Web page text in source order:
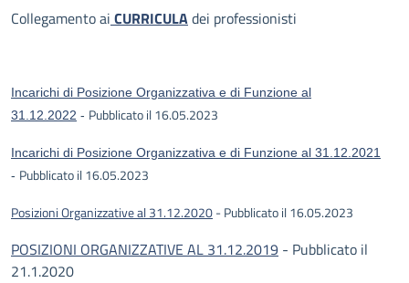
Collegamento ai CURRICULAdei professionisti
Incarichi di Posizione Organizzativa e di Funzione al
31.12.2022 - Pubblicato il 16.05.2023
Incarichi di Posizione Organizzativa e di Funzione al 31.12.2021
- Pubblicato il 16.05.2023
Posizioni Organizzative al 31.12.2020- Pubblicato il 16.05.2023
POSIZIONI ORGANIZZATIVE AL 31.12.2019 - Pubblicato il
21.1.2020